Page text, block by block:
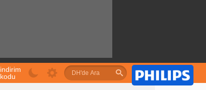
indirim
kodu